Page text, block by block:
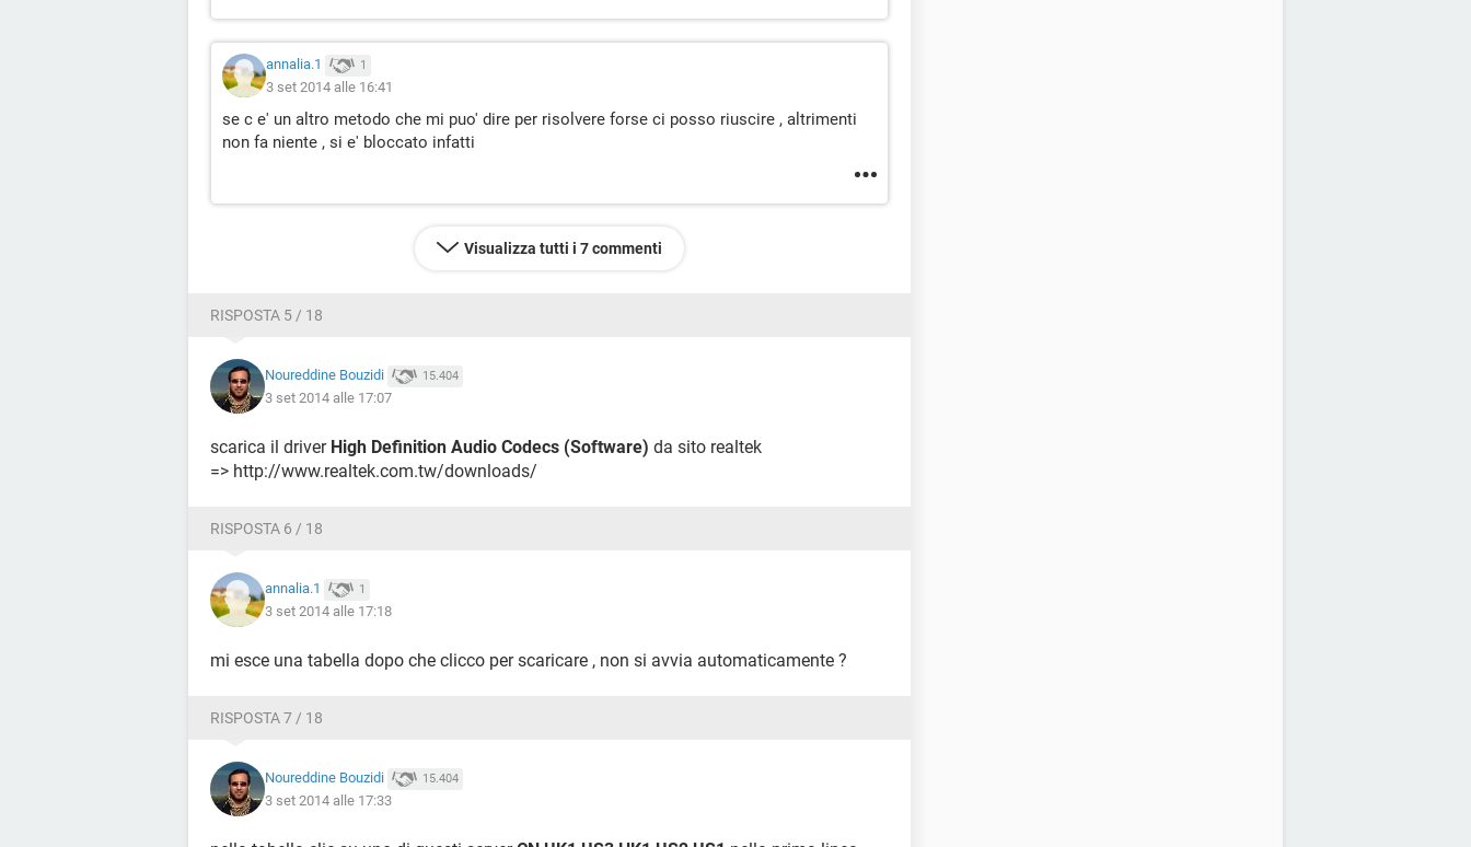
annalia.1 1
3 set 2014 alle 16:41
se c e' un altro metodo che mi puo' dire per risolvere forse ci posso riuscire , altrimenti
non fa niente , si e' bloccato infatti
Visualizza tutti i 7 commenti
RISPOSTA 5 / 18
Noureddine Bouzidi 15.404
3 set 2014 alle 17:07
scarica il driver High Definition Audio Codecs (Software) da sito realtek
=> http://www.realtek.com.tw/downloads/
RISPOSTA 6 / 18
annalia.1 1
3 set 2014 alle 17:18
mi esce una tabella dopo che clicco per scaricare , non si avvia automaticamente ?
RISPOSTA 7 / 18
Noureddine Bouzidi 15.404
3 set 2014 alle 17:33